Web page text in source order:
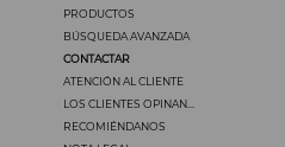
PRODUCTOS
BÚSQUEDA AVANZADA
CONTACTAR
ATENCIÓN AL CLIENTE
LOS CLIENTES OPINAN...
RECOMIÉNDANOS